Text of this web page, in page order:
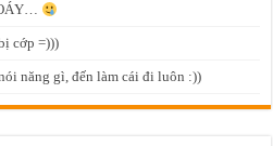
cớp =)))
năng gì, đến làm cái đi luôn :))